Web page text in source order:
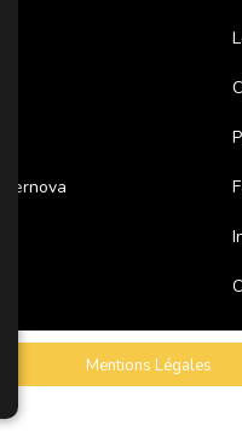
Mentions Légales